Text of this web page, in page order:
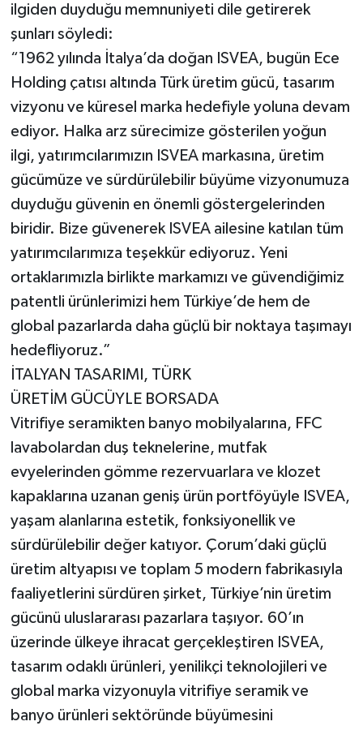
ilgiden duyduğu memnuniyeti dile getirerek
şunları söyledi:
“1962 yılında İtalya’da doğan ISVEA, bugün Ece
Holding çatısı altında Türk üretim gücü, tasarım
vizyonu ve küresel marka hedefiyle yoluna devam
ediyor. Halka arz sürecimize gösterilen yoğun
ilgi, yatırımcılarımızın ISVEA markasına, üretim
gücümüze ve sürdürülebilir büyüme vizyonumuza
duyduğu güvenin en önemli göstergelerinden
biridir. Bize güvenerek ISVEA ailesine katılan tüm
yatırımcılarımıza teşekkür ediyoruz. Yeni
ortaklarımızla birlikte markamızı ve güvendiğimiz
patentli ürünlerimizi hem Türkiye’de hem de
global pazarlarda daha güçlü bir noktaya taşımayı
hedefliyoruz.”
İTALYAN TASARIMI, TÜRK
ÜRETİM GÜCÜYLE BORSADA
Vitrifiye seramikten banyo mobilyalarına, FFC
lavabolardan duş teknelerine, mutfak
evyelerinden gömme rezervuarlara ve klozet
kapaklarına uzanan geniş ürün portföyüyle ISVEA,
yaşam alanlarına estetik, fonksiyonellik ve
sürdürülebilir değer katıyor. Çorum’daki güçlü
üretim altyapısı ve toplam 5 modern fabrikasıyla
faaliyetlerini sürdüren şirket, Türkiye’nin üretim
gücünü uluslararası pazarlara taşıyor. 60’ın
üzerinde ülkeye ihracat gerçekleştiren ISVEA,
tasarım odaklı ürünleri, yenilikçi teknolojileri ve
global marka vizyonuyla vitrifiye seramik ve
banyo ürünleri sektöründe büyümesini